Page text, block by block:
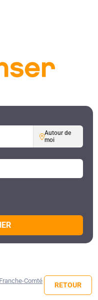
Autour de
moi
Comté
RETOUR